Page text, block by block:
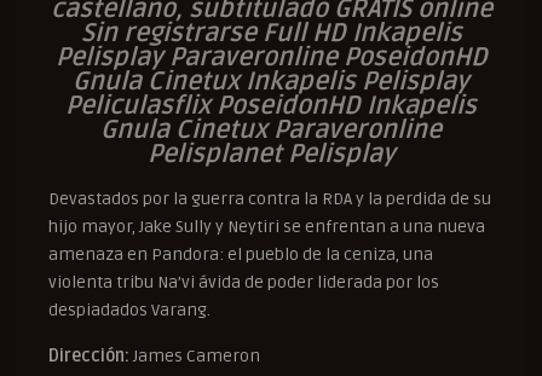
castellano, subtitulado GRATIS online
Sin registrarse Full HD Inkapelis
Pelisplay Paraveronline PoseidonHD
Gnula Cinetux Inkapelis Pelisplay
Peliculasflix PoseidonHD Inkapelis
Gnula Cinetux Paraveronline
Pelisplanet Pelisplay
Devastados por la guerra contra la RDA y la perdida de su
hijo mayor, Jake Sully y Neytiri se enfrentan a una nueva
amenaza en Pandora: el pueblo de la ceniza, una
violenta tribu Na’vi ávida de poder liderada por los
despiadados Varang.
Dirección: James Cameron